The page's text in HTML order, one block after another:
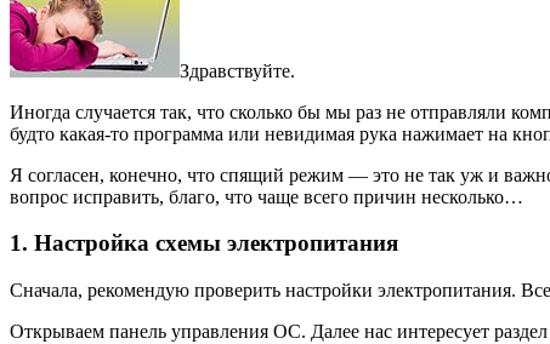
Здравствуйте.
Иногда случается так, что сколько бы мы раз не отправляли
будто какая-то программа или невидимая рука нажимает на
Я согласен, конечно, что спящий режим — это не так уж и
вопрос исправить, благо, что чаще всего причин несколько…
1. Настройка схемы электропитания
Сначала, рекомендую проверить настройки электропитания.
Открываем панель управления ОС. Далее нас интересует